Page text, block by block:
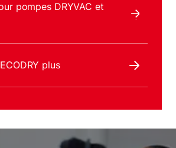
pompes DRYVAC et
plus